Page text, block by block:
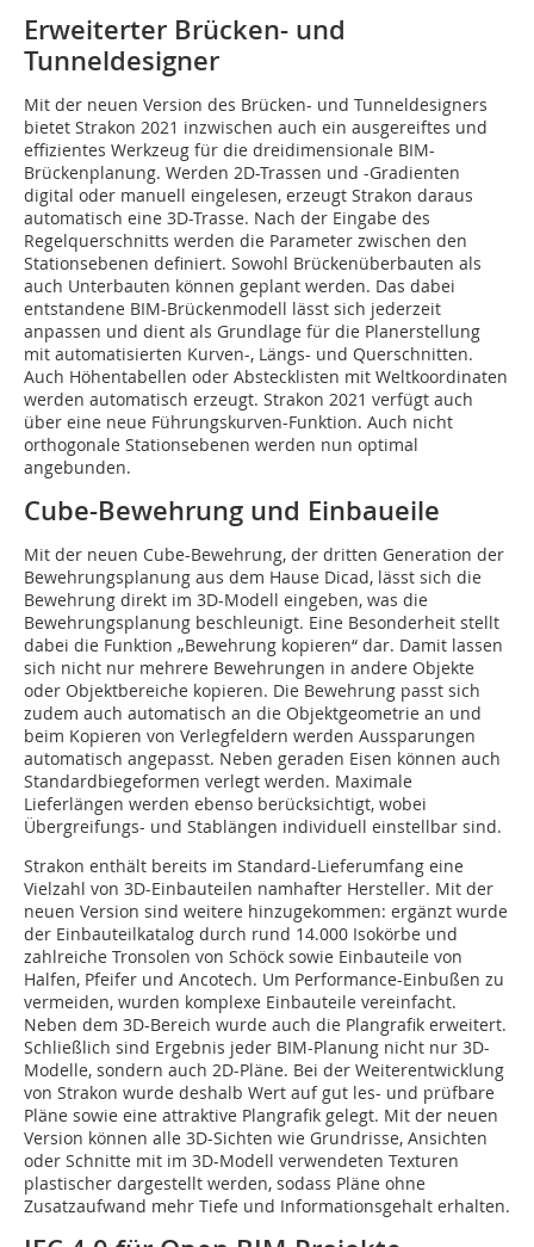
Erweiterter Brücken- und
Tunneldesigner
Mit der neuen Version des Brücken- und Tunneldesigners
bietet Strakon 2021 inzwischen auch ein ausgereiftes und
effizientes Werkzeug für die dreidimensionale BIM-
Brückenplanung. Werden 2D-Trassen und -Gradienten
digital oder manuell eingelesen, erzeugt Strakon daraus
automatisch eine 3D-Trasse. Nach der Eingabe des
Regelquerschnitts werden die Parameter zwischen den
Stationsebenen definiert. Sowohl Brückenüberbauten als
auch Unterbauten können geplant werden. Das dabei
entstandene BIM-Brückenmodell lässt sich jederzeit
anpassen und dient als Grundlage für die Planerstellung
mit automatisierten Kurven-, Längs- und Querschnitten.
Auch Höhentabellen oder Abstecklisten mit Weltkoordinaten
werden automatisch erzeugt. Strakon 2021 verfügt auch
über eine neue Führungskurven-Funktion. Auch nicht
orthogonale Stationsebenen werden nun optimal
angebunden.
Cube-Bewehrung und Einbaueile
Mit der neuen Cube-Bewehrung, der dritten Generation der
Bewehrungsplanung aus dem Hause Dicad, lässt sich die
Bewehrung direkt im 3D-Modell eingeben, was die
Bewehrungsplanung beschleunigt. Eine Besonderheit stellt
dabei die Funktion „Bewehrung kopieren“ dar. Damit lassen
sich nicht nur mehrere Bewehrungen in andere Objekte
oder Objektbereiche kopieren. Die Bewehrung passt sich
zudem auch automatisch an die Objektgeometrie an und
beim Kopieren von Verlegfeldern werden Aussparungen
automatisch angepasst. Neben geraden Eisen können auch
Standardbiegeformen verlegt werden. Maximale
Lieferlängen werden ebenso berücksichtigt, wobei
Übergreifungs- und Stablängen individuell einstellbar sind.
Strakon enthält bereits im Standard-Lieferumfang eine
Vielzahl von 3D-Einbauteilen namhafter Hersteller. Mit der
neuen Version sind weitere hinzugekommen: ergänzt wurde
der Einbauteilkatalog durch rund 14.000 Isokörbe und
zahlreiche Tronsolen von Schöck sowie Einbauteile von
Halfen, Pfeifer und Ancotech. Um Performance-Einbußen zu
vermeiden, wurden komplexe Einbauteile vereinfacht.
Neben dem 3D-Bereich wurde auch die Plangrafik erweitert.
Schließlich sind Ergebnis jeder BIM-Planung nicht nur 3D-
Modelle, sondern auch 2D-Pläne. Bei der Weiterentwicklung
von Strakon wurde deshalb Wert auf gut les- und prüfbare
Pläne sowie eine attraktive Plangrafik gelegt. Mit der neuen
Version können alle 3D-Sichten wie Grundrisse, Ansichten
oder Schnitte mit im 3D-Modell verwendeten Texturen
plastischer dargestellt werden, sodass Pläne ohne
Zusatzaufwand mehr Tiefe und Informationsgehalt erhalten.